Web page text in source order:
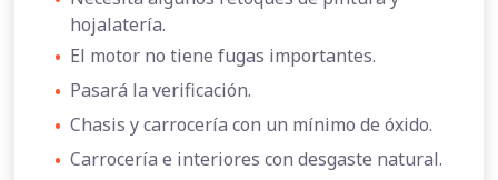
hojalatería.
• El motor no tiene fugas importantes.
• Pasará la verificación.
• Chasis y carrocería con un mínimo de óxido.
• Carrocería e interiores con desgaste natural.